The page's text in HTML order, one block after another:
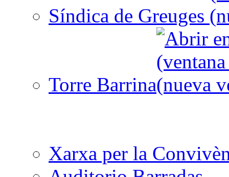
Síndica de Greuges
Torre Barrina
Xarxa per la